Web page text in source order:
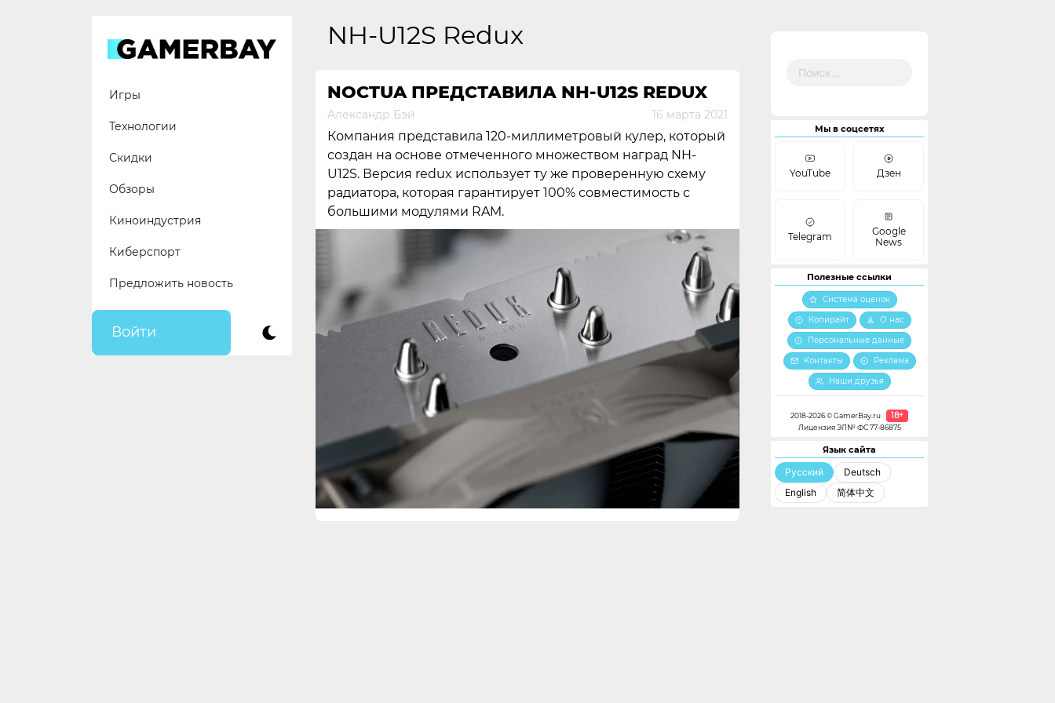
Игры
Технологии
Скидки
Обзоры
Киноиндустрия
Киберспорт
Предложить новость
Войти
NH-U12S Redux
NOCTUA ПРЕДСТАВИЛА NH-U12S REDUX
Александр Бэй 16 марта 2021
Компания представила 120-миллиметровый кулер, который
создан на основе отмеченного множеством наград NH-
U12S. Версия redux использует ту же проверенную схему
радиатора, которая гарантирует 100% совместимость с
большими модулями RAM.
Мы в соцсетях
YouTube Дзен
Telegram
Google
News
Полезные ссылки
Система оценок
Копирайт
О нас
Персональные данные
Контакты
Реклама
Наши друзья
2018-2026 © GamerBay.ru 18+
Лицензия ЭЛ№ ФС 77-86875
Язык сайта
Русский
Deutsch
English
简体中文